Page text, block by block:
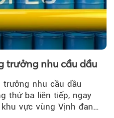
trưởng nhu cầu dầu
trưởng nhu cầu dầu
thứ ba liên tiếp, ngay
vực vùng Vịnh đang